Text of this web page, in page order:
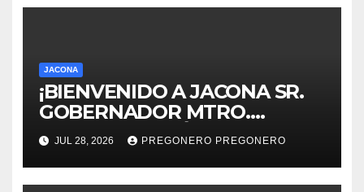
JACONA
¡BIENVENIDO A JACONA SR.
GOBERNADOR MTRO.
ALFREDO RAMÍREZ
BEDOLLA!
JUL 28, 2026 PREGONERO PREGONERO